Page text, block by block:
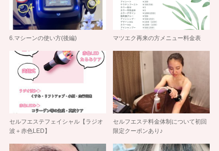
6.マシーンの使い方(後編) マツエク再来の方メニュー料金表
セルフエステフェイシャル【ラジオ
波＋赤色LED】
セルフエステ料金体制について初回
限定クーポンあり♪